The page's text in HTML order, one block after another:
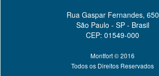
Rua Gaspar Fernandes, 650
São Paulo - SP - Brasil
CEP: 01549-000
Montfort © 2016
Todos os Direitos Reservados